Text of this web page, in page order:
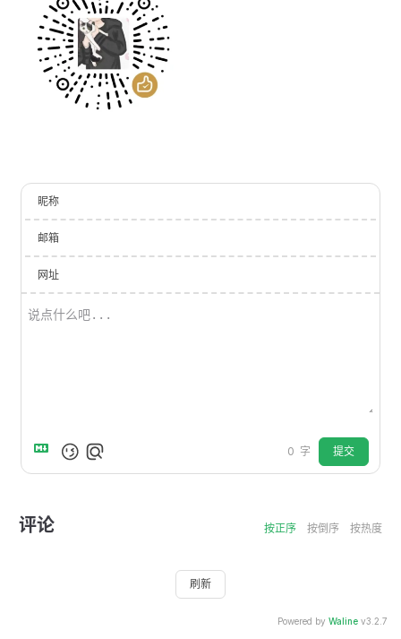
昵称
邮箱
网址
0 字 提交
评论 按正序 按倒序 按热度
刷新
Powered by Waline v3.2.7